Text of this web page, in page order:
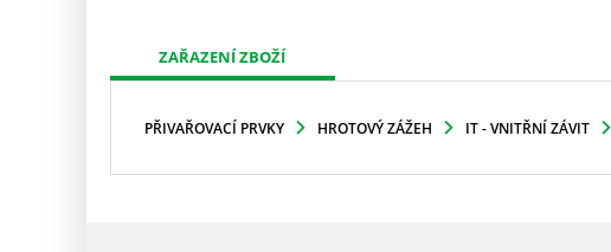
ZAŘAZENÍ ZBOŽÍ
PŘIVAŘOVACÍ PRVKY HROTOVÝ ZÁŽEH IT - VNITŘNÍ ZÁVIT